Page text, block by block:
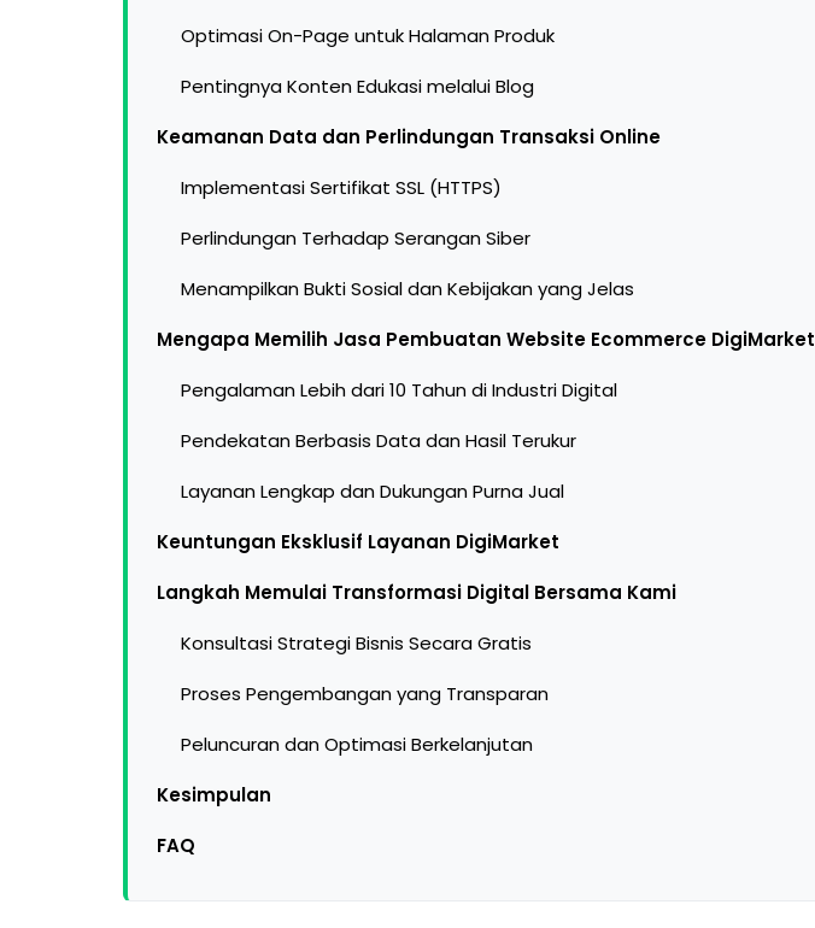
Optimasi On-Page untuk Halaman Produk
Pentingnya Konten Edukasi melalui Blog
Keamanan Data dan Perlindungan Transaksi Online
Implementasi Sertifikat SSL (HTTPS)
Perlindungan Terhadap Serangan Siber
Menampilkan Bukti Sosial dan Kebijakan yang Jelas
Mengapa Memilih Jasa Pembuatan Website Ecommerce DigiMarket
Pengalaman Lebih dari 10 Tahun di Industri Digital
Pendekatan Berbasis Data dan Hasil Terukur
Layanan Lengkap dan Dukungan Purna Jual
Keuntungan Eksklusif Layanan DigiMarket
Langkah Memulai Transformasi Digital Bersama Kami
Konsultasi Strategi Bisnis Secara Gratis
Proses Pengembangan yang Transparan
Peluncuran dan Optimasi Berkelanjutan
Kesimpulan
FAQ